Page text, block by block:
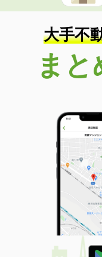
大手不
まと